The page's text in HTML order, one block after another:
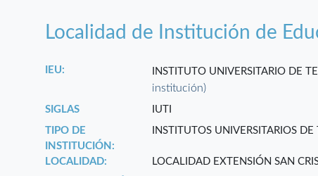
Localidad de Institución de
IEU: INSTITUTO UNIVERSITARIO DE
institución)
SIGLAS
IUTI
TIPO DE
INSTITUCIÓN:
INSTITUTOS UNIVERSITARIOS
LOCALIDAD:
LOCALIDAD EXTENSIÓN SAN